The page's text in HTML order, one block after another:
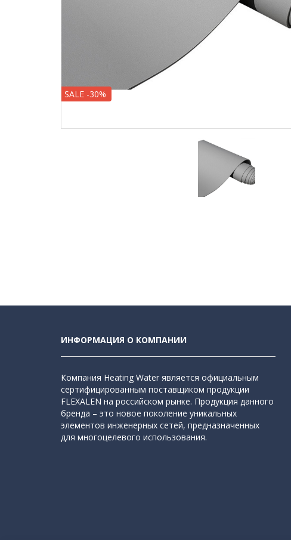
SALE -30%
ИНФОРМАЦИЯ О КОМПАНИИ
Компания Heating Water является официальным
сертифицированным поставщиком продукции
FLEXALEN на российском рынке. Продукция данного
бренда – это новое поколение уникальных
элементов инженерных сетей, предназначенных
для многоцелевого использования.